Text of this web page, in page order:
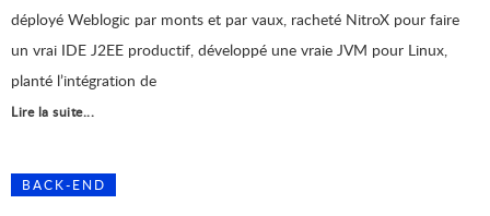
déployé Weblogic par monts et par vaux, racheté NitroX pour faire
un vrai IDE J2EE productif, développé une vraie JVM pour Linux,
planté l’intégration de
Lire la suite...
BACK-END